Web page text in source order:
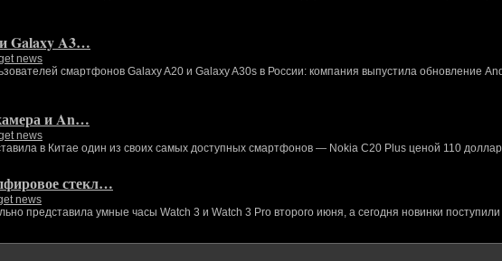
Galaxy A3…
news
смартфонов Galaxy A20 и Galaxy A30s в России: компания выпустила обновление
и An…
news
в Китае один из своих самых доступных смартфонов — Nokia C20 Plus ценой 110
стекл…
news
представила умные часы Watch 3 и Watch 3 Pro второго июня, а сегодня новинки